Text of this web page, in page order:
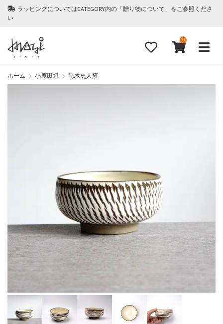
ラッピングについてはCATEGORY内の「贈り物について」をご参照くださ
い
0
ホーム 小鹿田焼 黒木史人窯